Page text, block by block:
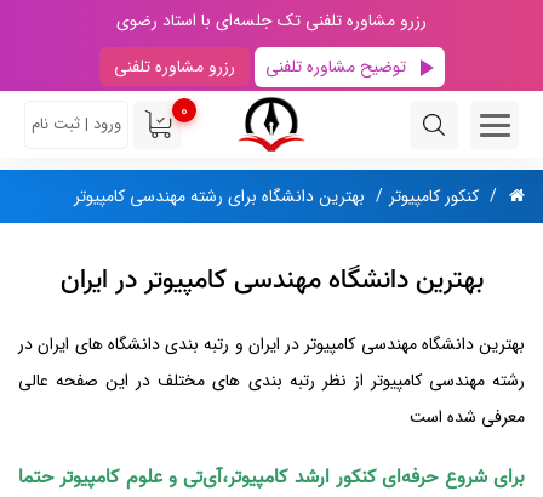
رزرو مشاوره تلفنی تک جلسه‌ای با استاد رضوی
توضیح مشاوره تلفنی
رزرو مشاوره تلفنی
0
ورود | ثبت نام
کنکور کامپیوتر بهترین دانشگاه برای رشته مهندسی کامپیوتر
بهترین دانشگاه مهندسی کامپیوتر در ایران
بهترین دانشگاه مهندسی کامپیوتر در ایران و رتبه بندی دانشگاه های ایران در
رشته مهندسی کامپیوتر از نظر رتبه بندی های مختلف در این صفحه عالی
معرفی شده است
برای شروع حرفه‌ای کنکور ارشد کامپیوتر،آی‌تی و علوم کامپیوتر حتما